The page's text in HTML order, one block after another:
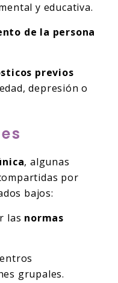
y educativa.
de la persona
previos
depresión o
, algunas
por
bajos:
las normas
grupales.